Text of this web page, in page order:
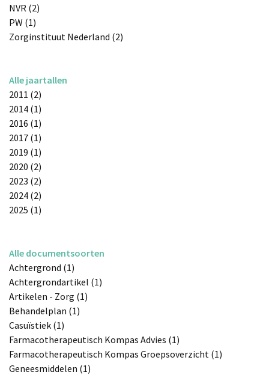
NVR (2)
PW (1)
Zorginstituut Nederland (2)
Alle jaartallen
2011 (2)
2014 (1)
2016 (1)
2017 (1)
2019 (1)
2020 (2)
2023 (2)
2024 (2)
2025 (1)
Alle documentsoorten
Achtergrond (1)
Achtergrondartikel (1)
Artikelen - Zorg (1)
Behandelplan (1)
Casuïstiek (1)
Farmacotherapeutisch Kompas Advies (1)
Farmacotherapeutisch Kompas Groepsoverzicht (1)
Geneesmiddelen (1)